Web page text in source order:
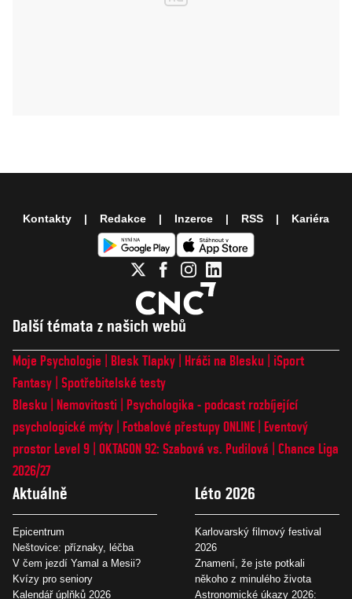
Další témata z našich webů
Moje Psychologie Blesk Tlapky Hráči na Blesku
iSport
Fantasy Spotřebitelské testy
Blesku
Nemovitosti
Psychologika - podcast rozbíjející
psychologické mýty
Fotbalové přestupy ONLINE
Eventový
prostor Level 9 OKTAGON 92: Szabová vs. Pudilová
Chance Liga
2026/27
Aktuálně
Epicentrum
Neštovice: příznaky, léčba
V čem jezdí Yamal a Mesii?
Kvízy pro seniory
Kalendář úplňků 2026
Léto 2026
Karlovarský filmový festival
2026
Znamení, že jste potkali
někoho z minulého života
Astronomické úkazy 2026:
Kontakty Redakce Inzerce RSS Kariéra